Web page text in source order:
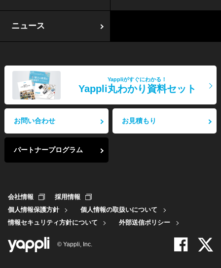
ニュース
Yappliがすぐにわかる！
Yappli丸わかり資料セット
お問い合わせ お見積もり
パートナープログラム
会社情報
採用情報
個人情報保護方針
個人情報の取扱いについて
情報セキュリティ方針について
外部送信ポリシー
© Yappli, Inc.